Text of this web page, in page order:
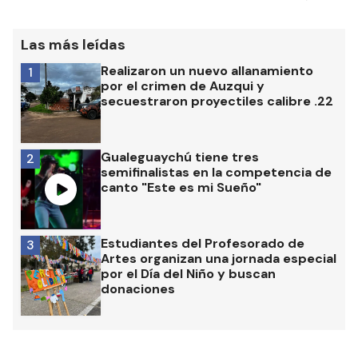
Las más leídas
Realizaron un nuevo allanamiento
por el crimen de Auzqui y
secuestraron proyectiles calibre .22
1
Gualeguaychú tiene tres
semifinalistas en la competencia de
canto "Este es mi Sueño"
2
Estudiantes del Profesorado de
Artes organizan una jornada especial
por el Día del Niño y buscan
donaciones
3